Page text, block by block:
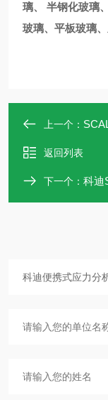
璃、 半钢化玻璃
玻璃、 平板玻璃
上一个：
返回列表
下一个： 科迪